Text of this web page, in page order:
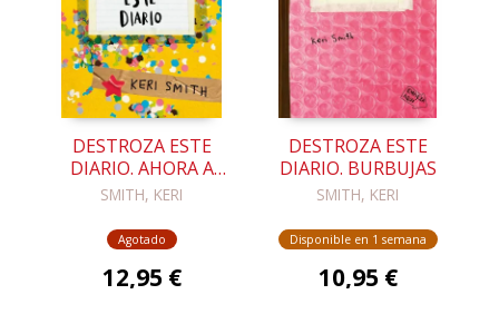
DESTROZA ESTE
DIARIO. AHORA A
TODO COLOR (10
DESTROZANDO
ESTE DIARIO)
SMITH, KERI
Agotado
12,95 €
DESTROZA ESTE
DIARIO. BURBUJAS
SMITH, KERI
Disponible en 1 semana
10,95 €